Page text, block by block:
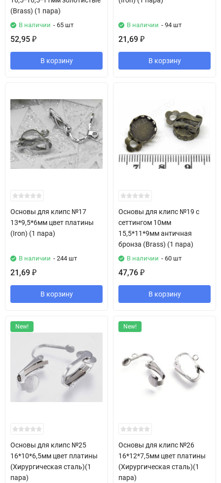
(Brass) (1 пара)
В наличии - 65 шт
52,95 ₽
В корзину
В наличии - 94 шт
21,69 ₽
В корзину
Основы для клипс №17
13*9,5*6мм цвет платины
(Iron) (1 пара)
В наличии - 244 шт
21,69 ₽
В корзину
Основы для клипс №19 с
сеттингом 10мм
15,5*11*9мм античная
бронза (Brass) (1 пара)
В наличии - 60 шт
47,76 ₽
В корзину
New!
Основы для клипс №25
16*10*6,5мм цвет платины
(Хирургическая сталь)(1
пара)
New!
Основы для клипс №26
16*12*7,5мм цвет платины
(Хирургическая сталь)(1
пара)